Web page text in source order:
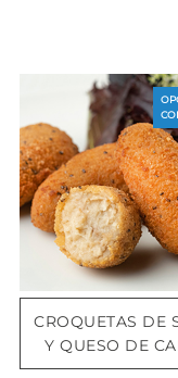
CROQUETAS DE
Y QUESO DE